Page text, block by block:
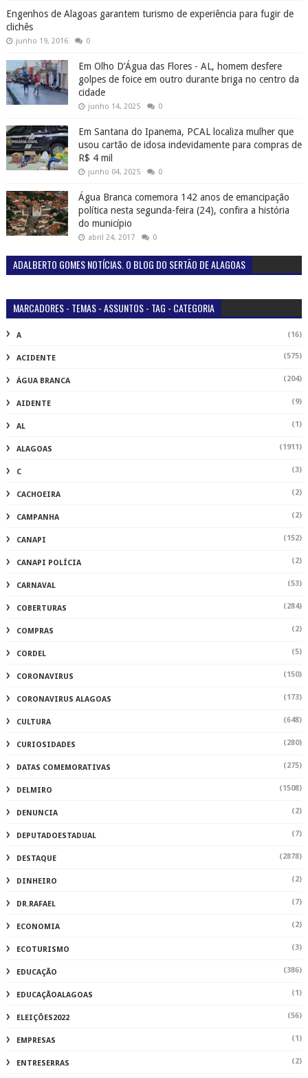
Engenhos de Alagoas garantem turismo de experiência para fugir de
clichês
junho 19, 2016 0
Em Olho D’Água das Flores - AL, homem desfere
golpes de foice em outro durante briga no centro da
cidade
junho 14, 2025 0
Em Santana do Ipanema, PCAL localiza mulher que
usou cartão de idosa indevidamente para compras de
R$ 4 mil
junho 04, 2025 0
Água Branca comemora 142 anos de emancipação
política nesta segunda-feira (24), confira a história
do município
abril 24, 2017 0
ADALBERTO GOMES NOTÍCIAS. O BLOG DO SERTÃO DE ALAGOAS
MARCADORES - TEMAS - ASSUNTOS - TAG - CATEGORIA
A (16)
ACIDENTE (575)
ÁGUA BRANCA (204)
AIDENTE (9)
AL (1)
ALAGOAS (1911)
C (3)
CACHOEIRA (2)
CAMPANHA (2)
CANAPI (152)
CANAPI POLÍCIA (2)
CARNAVAL (53)
COBERTURAS (284)
COMPRAS (2)
CORDEL (5)
CORONAVIRUS (150)
CORONAVIRUS ALAGOAS (173)
CULTURA (648)
CURIOSIDADES (280)
DATAS COMEMORATIVAS (275)
DELMIRO (1508)
DENUNCIA (2)
DEPUTADOESTADUAL (7)
DESTAQUE (2878)
DINHEIRO (2)
DR.RAFAEL (7)
ECONOMIA (2)
ECOTURISMO (3)
EDUCAÇÃO (386)
EDUCAÇÃOALAGOAS (1)
ELEIÇÕES2022 (56)
EMPRESAS (1)
ENTRESERRAS (2)